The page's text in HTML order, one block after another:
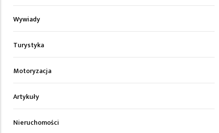
Wywiady
Turystyka
Motoryzacja
Artykuły
Nieruchomości